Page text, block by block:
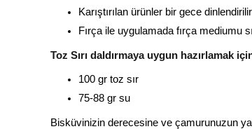
Karıştırılan ürünler bir gece
Fırça ile uygulamada fırça mediumu
Toz Sırı daldırmaya uygun hazırlamak
100 gr toz sır
75-88 gr su
Bisküvinizin derecesine ve çamurunuzun